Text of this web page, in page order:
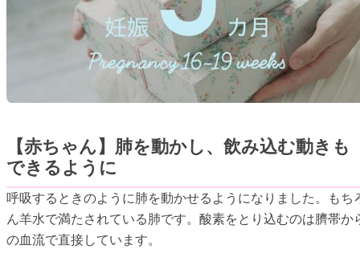
【赤ちゃん】肺を動かし、飲み込む動きも
できるように
呼吸するときのように肺を動かせるようになりました。もち
ん羊水で満たされている肺です。酸素をとり込むのは臍帯か
の血流で直接しています。